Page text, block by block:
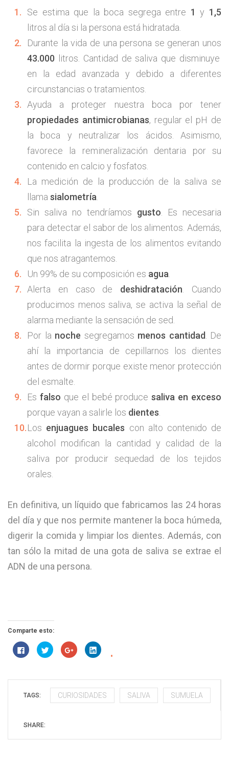
Se estima que la boca segrega entre 1 y 1,5
litros al día si la persona está hidratada.
Durante la vida de una persona se generan unos
43.000 litros. Cantidad de saliva que disminuye
en la edad avanzada y debido a diferentes
circunstancias o tratamientos.
Ayuda a proteger nuestra boca por tener
propiedades antimicrobianas, regular el pH de
la boca y neutralizar los ácidos. Asimismo,
favorece la remineralización dentaria por su
contenido en calcio y fosfatos.
La medición de la producción de la saliva se
llama sialometría
Sin saliva no tendríamos gusto . Es necesaria
para detectar el sabor de los alimentos. Además,
nos facilita la ingesta de los alimentos evitando
que nos atragantemos.
Un 99% de su composición es agua
Alerta en caso de deshidratación . Cuando
producimos menos saliva, se activa la señal de
alarma mediante la sensación de sed.
Por la noche segregamos menos cantidad . De
ahí la importancia de cepillarnos los dientes
antes de dormir porque existe menor protección
del esmalte.
Es falso que el bebé producesaliva en exceso
porque vayan a salirle los dientes
Los enjuagues bucales con alto contenido de
alcohol modifican la cantidad y calidad de la
saliva por producir sequedad de los tejidos
orales.
En definitiva, un líquido que fabricamos las 24 horas
del día y que nos permite mantener la boca húmeda,
digerir la comida y limpiar los dientes. Además, con
tan sólo la mitad de una gota de saliva se extrae el
ADN de una persona.
Comparte esto:
Haz
clic
Facebook
abre
en
Haz
clic
Twitter
abre
una
Haz
clic
Google+
abre
en
una
Haz
clic
LinkedIn
abre
en
una
TAGS: CURIOSIDADES SALIVA SUMUELA
SHARE: